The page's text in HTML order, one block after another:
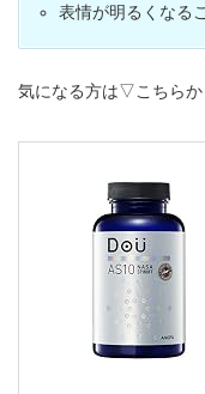
表情が明るくなる
気になる方は▽こちらか